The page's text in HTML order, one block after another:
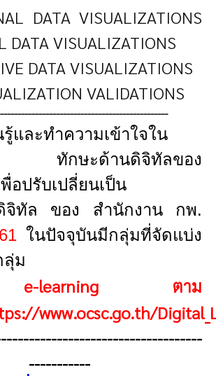
DATA VISUALIZATIONS
DATA VISUALIZATIONS
DATA VISUALIZATIONS
VALIDATIONS
และทำความเข้าใจใน
ทักษะด้านดิจิทัลของ
อปรับเปลี่ยนเป็น
จิทัล ของ สำนักงาน กพ.
ในปัจจุบันมีกลุ่มที่จัดแบ่ง
ลุ่ม
e-learning ตาม
www.ocsc.go.th/
-----------